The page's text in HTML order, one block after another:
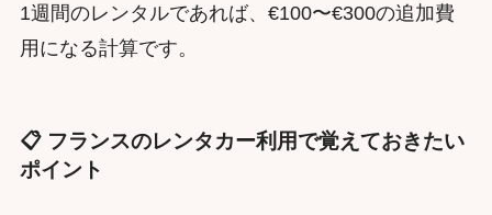
1週間のレンタルであれば、€100〜€300の追加費
用になる計算です。
📋 フランスのレンタカー利用で覚えておきたい
ポイント